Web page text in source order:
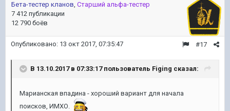
Бета-тестер кланов, Старший альфа-тестер
7 412 публикации
12 790 боёв
#17
Опубликовано: 13 окт 2017, 07:35:47
В 13.10.2017 в 07:33:17 пользователь Figing сказал:
Марианская впадина - хороший вариант для начала
поисков, ИМХО.